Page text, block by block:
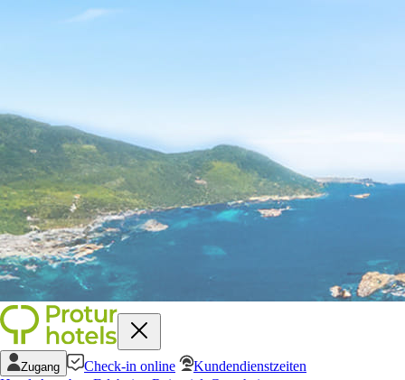
Zugang Check-in online
Kundendienstzeiten